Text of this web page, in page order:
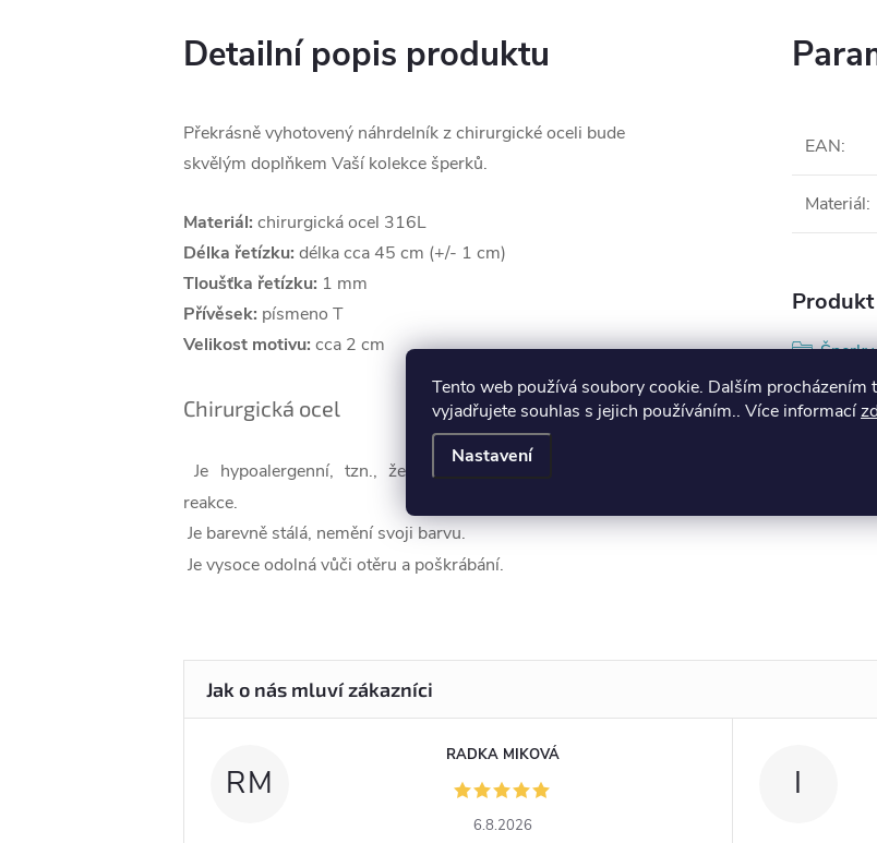
Tento web používá soubory cookie. Dalším procházením
vyjadřujete souhlas s jejich používáním.. Více informací
Nastavení
Detailní popis produktu
Překrásně vyhotovený náhrdelník z chirurgické oceli bude
skvělým doplňkem Vaší kolekce šperků.
Materiál: chirurgická ocel 316L
Délka řetízku: délka cca 45 cm (+/- 1 cm)
Tloušťka řetízku: 1 mm
Přívěsek: písmeno T
Velikost motivu: cca 2 cm
Chirurgická ocel
Je hypoalergenní, tzn., že nevyvolává žádné alergické
reakce.
Je barevně stálá, nemění svoji barvu.
Je vysoce odolná vůči otěru a poškrábání.
EAN:
Materiál:
RM
RADKA MIKOVÁ
6.8.2026
I